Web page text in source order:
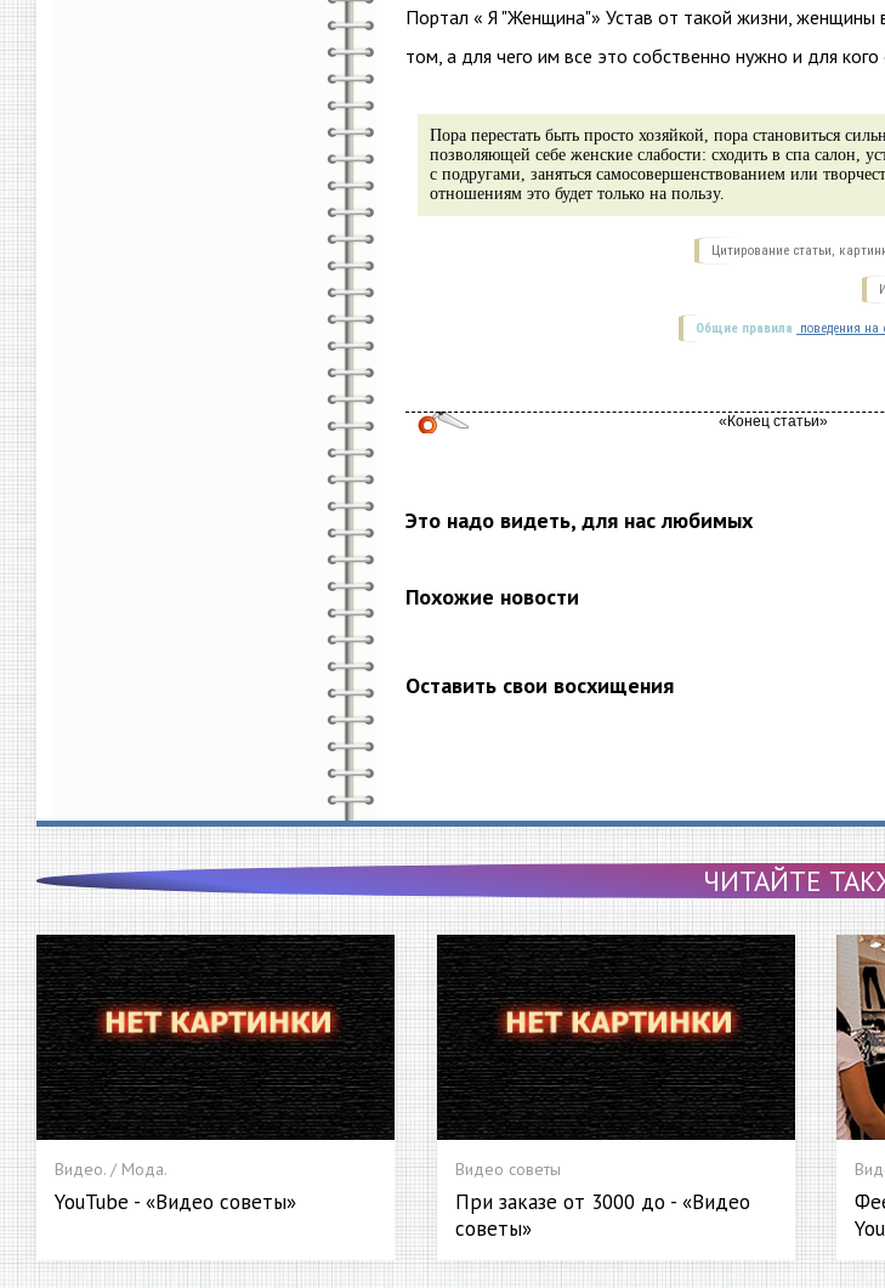
Портал « Я "Женщина"» Устав от такой жизни, женщины
том, а для чего им все это собственно нужно и для кого
Пора перестать быть просто хозяйкой, пора становиться
позволяющей себе женские слабости: сходить в спа салон,
с подругами, заняться самосовершенствованием или
отношениям это будет только на пользу.
Цитирование статьи,
Общие правила поведения на
Это надо видеть, для нас любимых
Похожие новости
Оставить свои восхищения
ЧИТАЙТЕ
Видео. / Мода.
YouTube - «Видео советы»
Видео советы
При заказе от 3000 до - «Видео
советы»